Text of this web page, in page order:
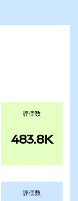
評価数
483.8K
評価数